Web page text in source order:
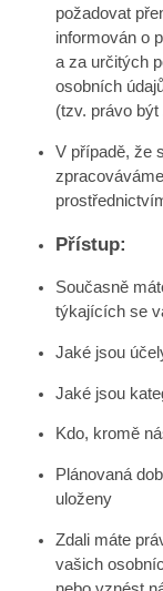
požadovat
informován o
a za určitých
osobních
(tzv. právo být
V případě, že
Přístup:
Současně
týkajících se
Jaké jsou
Jaké jsou
Kdo, kromě
Plánovaná
uloženy
Zdali máte
vašich